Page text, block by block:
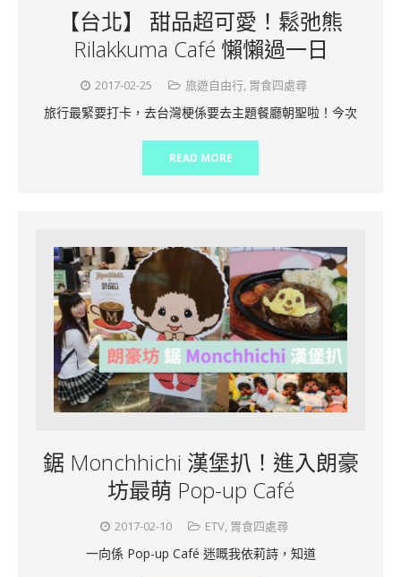
【台北】 甜品超可愛！鬆弛熊
Rilakkuma Café 懶懶過一日
2017-02-25 旅遊自由行, 胃食四處尋
旅行最緊要打卡，去台灣梗係要去主題餐廳朝聖啦！今次
READ MORE
鋸 Monchhichi 漢堡扒！進入朗豪
坊最萌 Pop-up Café
2017-02-10 ETV, 胃食四處尋
一向係 Pop-up Café 迷嘅我依莉詩，知道